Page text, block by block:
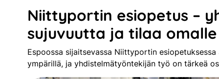
Niittyportin esiopetus –
sujuvuutta ja tilaa
Espoossa sijaitsevassa Niittyportin
ympärillä, ja yhdistelmätyöntekijän työ on tärkeä